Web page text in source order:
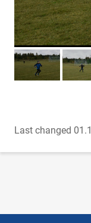
Too foto Too
Last changed